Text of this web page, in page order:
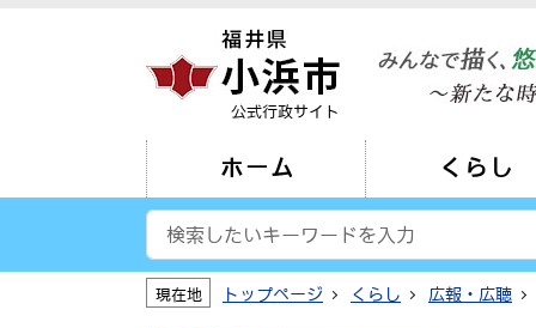
公式行政サイト
ホーム くらし
現在地 トップページ くらし 広報・広聴